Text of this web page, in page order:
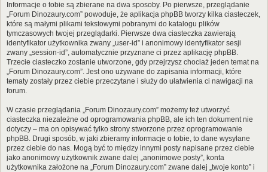
Informacje o tobie są zbierane na dwa sposoby. Po pierwsze, przeglądanie
„Forum Dinozaury.com” powoduje, że aplikacja phpBB tworzy kilka ciasteczek,
które są małymi plikami tekstowymi pobranymi do katalogu plików
tymczasowych twojej przeglądarki. Pierwsze dwa ciasteczka zawierają
identyfikator użytkownika zwany „user-id” i anonimowy identyfikator sesji
zwany „session-id”, automatycznie przyznane ci przez aplikację phpBB.
Trzecie ciasteczko zostanie utworzone, gdy przejrzysz chociaż jeden temat na
„Forum Dinozaury.com”. Jest ono używane do zapisania informacji, które
tematy zostały przez ciebie przeczytane i służy do ułatwienia ci nawigacji na
forum.
W czasie przeglądania „Forum Dinozaury.com” możemy też utworzyć
ciasteczka niezależne od oprogramowania phpBB, ale ich ten dokument nie
dotyczy – ma on opisywać tylko strony stworzone przez oprogramowanie
phpBB. Drugi sposób, w jaki zbieramy informacje o tobie, to dane wysyłane
przez ciebie do nas. Mogą być to między innymi posty napisane przez ciebie
jako anonimowy użytkownik zwane dalej „anonimowe posty”, konta
użytkownika założone na „Forum Dinozaury.com” zwane dalej „twoje konto” i